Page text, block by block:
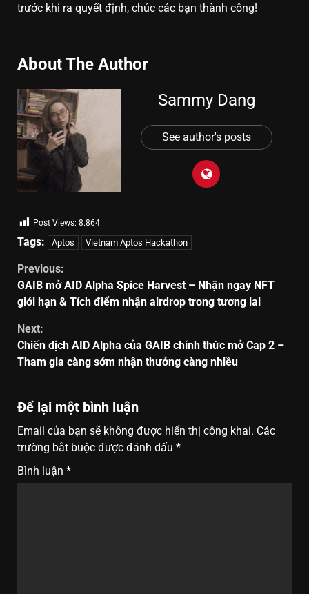
trước khi ra quyết định, chúc các bạn thành công!
About The Author
Sammy Dang
See author's posts
Post Views: 8.864
Tags: Aptos Vietnam Aptos Hackathon
Previous:
GAIB mở AID Alpha Spice Harvest – Nhận ngay NFT
giới hạn & Tích điểm nhận airdrop trong tương lai
Next:
Chiến dịch AID Alpha của GAIB chính thức mở Cap 2 –
Tham gia càng sớm nhận thưởng càng nhiều
Để lại một bình luận
Email của bạn sẽ không được hiển thị công khai. Các
trường bắt buộc được đánh dấu *
Bình luận *